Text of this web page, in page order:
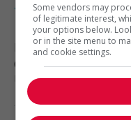
Technicien de
Pointe-aux-Outardes,
Construction,
manutention
Some vendors may
of legitimate interest,
your options below.
or in the site menu to
and cookie settings.